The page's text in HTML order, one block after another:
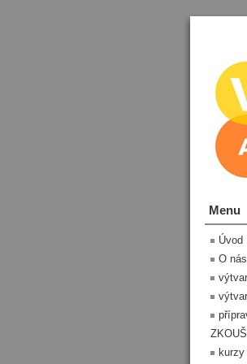
Menu
Úvod
O nás